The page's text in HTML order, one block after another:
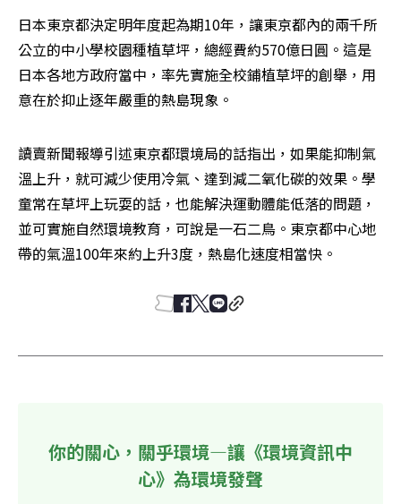
日本東京都決定明年度起為期10年，讓東京都內的兩千所
公立的中小學校園種植草坪，總經費約570億日圓。這是
日本各地方政府當中，率先實施全校鋪植草坪的創舉，用
意在於抑止逐年嚴重的熱島現象。
讀賣新聞報導引述東京都環境局的話指出，如果能抑制氣
溫上升，就可減少使用冷氣、達到減二氧化碳的效果。學
童常在草坪上玩耍的話，也能解決運動體能低落的問題，
並可實施自然環境教育，可說是一石二鳥。東京都中心地
帶的氣溫100年來約上升3度，熱島化速度相當快。
你的關心，關乎環境—讓《環境資訊中
心》為環境發聲